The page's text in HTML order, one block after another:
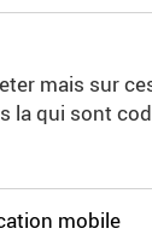
mais sur
la qui sont
mobile